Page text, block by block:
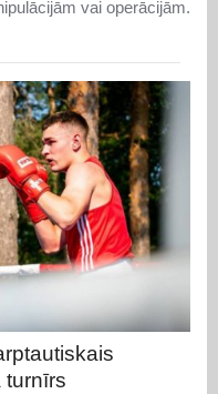
vai operācijām.
turnīrs